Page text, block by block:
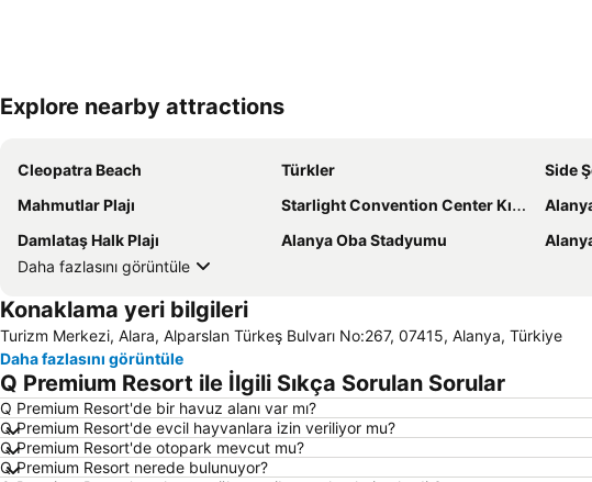
Explore nearby attractions
Cleopatra Beach Türkler Side
Mahmutlar Plajı
Starlight Convention Center Kızılağaç
Damlataş Halk Plajı
Alanya Oba Stadyumu
Daha fazlasını görüntüle
Konaklama yeri bilgileri
Turizm Merkezi, Alara, Alparslan Türkeş Bulvarı No:267, 07415, Alanya, Türkiye
Daha fazlasını görüntüle
Q Premium Resort ile İlgili Sıkça Sorulan Sorular
Q Premium Resort'de bir havuz alanı var mı?
Q Premium Resort'de evcil hayvanlara izin veriliyor mu?
Q Premium Resort'de otopark mevcut mu?
Q Premium Resort nerede bulunuyor?